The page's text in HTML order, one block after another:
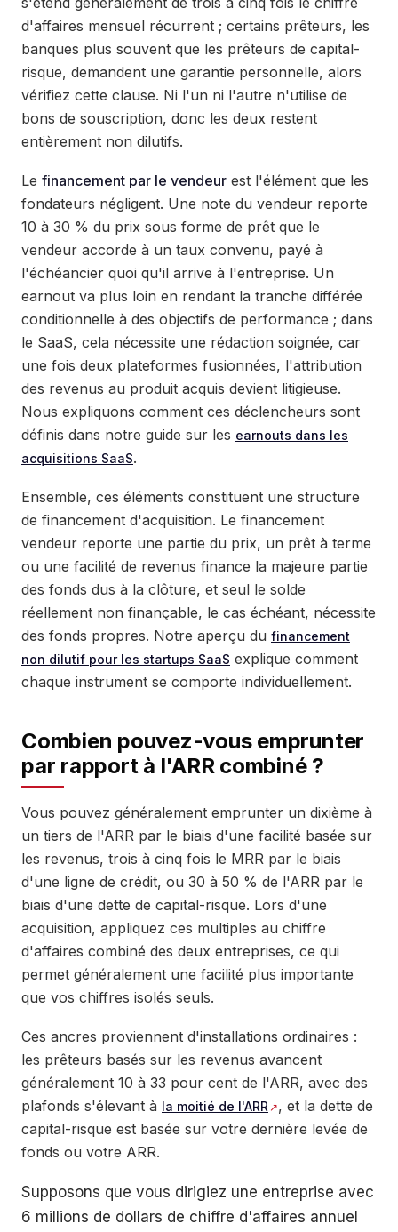
d'affaires mensuel récurrent ; certains prêteurs, les
banques plus souvent que les prêteurs de capital-
risque, demandent une garantie personnelle, alors
vérifiez cette clause. Ni l'un ni l'autre n'utilise de
bons de souscription, donc les deux restent
entièrement non dilutifs.
Le financement par le vendeur est l'élément que les
fondateurs négligent. Une note du vendeur reporte
10 à 30 % du prix sous forme de prêt que le
vendeur accorde à un taux convenu, payé à
l'échéancier quoi qu'il arrive à l'entreprise. Un
earnout va plus loin en rendant la tranche différée
conditionnelle à des objectifs de performance ; dans
le SaaS, cela nécessite une rédaction soignée, car
une fois deux plateformes fusionnées, l'attribution
des revenus au produit acquis devient litigieuse.
Nous expliquons comment ces déclencheurs sont
définis dans notre guide sur les earnouts dans les
acquisitions SaaS.
Ensemble, ces éléments constituent une structure
de financement d'acquisition. Le financement
vendeur reporte une partie du prix, un prêt à terme
ou une facilité de revenus finance la majeure partie
des fonds dus à la clôture, et seul le solde
réellement non finançable, le cas échéant, nécessite
des fonds propres. Notre aperçu du financement
non dilutif pour les startups SaaS explique comment
chaque instrument se comporte individuellement.
Combien pouvez-vous emprunter
par rapport à l'ARR combiné ?
Vous pouvez généralement emprunter un dixième à
un tiers de l'ARR par le biais d'une facilité basée sur
les revenus, trois à cinq fois le MRR par le biais
d'une ligne de crédit, ou 30 à 50 % de l'ARR par le
biais d'une dette de capital-risque. Lors d'une
acquisition, appliquez ces multiples au chiffre
d'affaires combiné des deux entreprises, ce qui
permet généralement une facilité plus importante
que vos chiffres isolés seuls.
Ces ancres proviennent d'installations ordinaires :
les prêteurs basés sur les revenus avancent
généralement 10 à 33 pour cent de l'ARR, avec des
plafonds s'élevant à la moitié de l'ARR
, et la dette de
capital-risque est basée sur votre dernière levée de
fonds ou votre ARR.
Supposons que vous dirigiez une entreprise avec
6 millions de dollars de chiffre d'affaires annuel